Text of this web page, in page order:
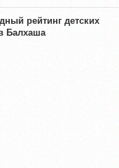
рейтинг детских
Балхаша